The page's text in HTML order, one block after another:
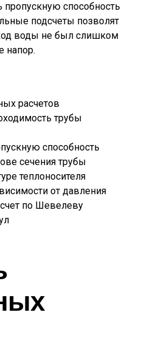
пропускную способность
подсчеты позволят
воды не был слишком
напор.
расчетов
трубы
способность
сечения трубы
теплоносителя
от давления
по Шевелеву